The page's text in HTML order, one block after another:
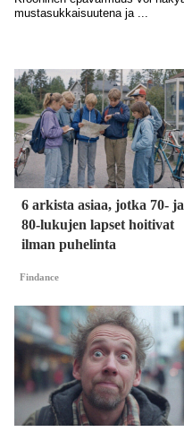
6 arkista asiaa, jotka 70- ja
80-lukujen lapset hoitivat
ilman puhelinta
Findance